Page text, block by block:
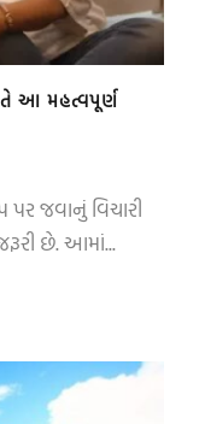
આ મહત્વપૂર્ણ
પર જવાનું વિચારી
જરૂરી છે. આમાં...